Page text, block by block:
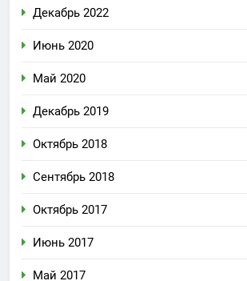
Декабрь 2022
Июнь 2020
Май 2020
Декабрь 2019
Октябрь 2018
Сентябрь 2018
Октябрь 2017
Июнь 2017
Май 2017